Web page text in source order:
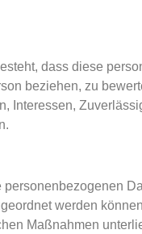
dass diese
beziehen, zu
Interessen,
werden
Maßnahmen